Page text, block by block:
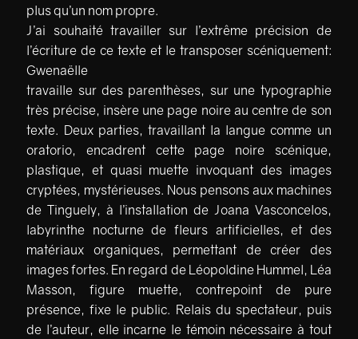
plus qu’un nom propre.
J’ai souhaité travailler sur l’extrême précision de
l’écriture de ce texte et le transposer scéniquement:
Gwenaëlle
travaille sur des parenthèses, sur une typographie
très précise, insère une page noire au centre de son
texte. Deux parties, travaillant la langue comme un
oratorio, encadrent cette page noire scénique,
plastique, et quasi muette invoquant des images
cryptées, mystérieuses. Nous pensons aux machines
de Tinguely, à l’installation de Joana Vasconcelos,
labyrinthe nocturne de fleurs artificielles, et des
matériaux organiques, permettant de créer des
images fortes. En regard de Léopoldine Hummel, Léa
Masson, figure muette, contrepoint de pure
présence, fixe le public. Relais du spectateur, puis
de l’auteur, elle incarne le témoin nécessaire à tout